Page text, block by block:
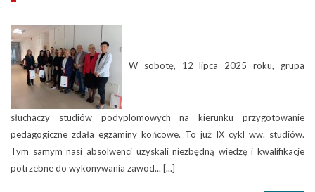
W sobotę, 12 lipca 2025 roku, grupa
słuchaczy studiów podyplomowych na kierunku przygotowanie
pedagogiczne zdała egzaminy końcowe. To już IX cykl ww. studiów.
Tym samym nasi absolwenci uzyskali niezbędną wiedzę i kwalifikacje
potrzebne do wykonywania zawod... [...]